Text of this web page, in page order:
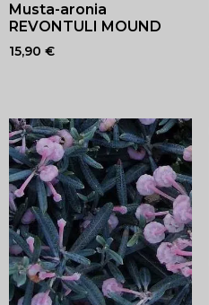
Musta-aronia
REVONTULI MOUND
15,90 €